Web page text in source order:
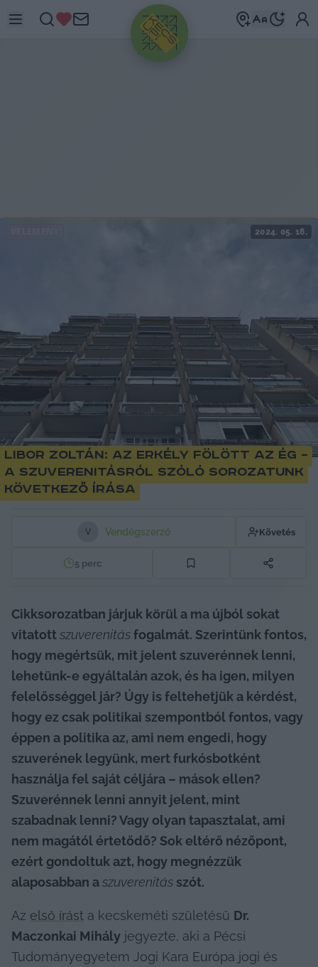
HIRDETÉS
2024. 05. 18.
Libor Zoltán: Az erkély fölött az ég –
a szuverenitásról szóló sorozatunk
következő írása
V Vendégszerző Követés
5perc
Cikksorozatban járjuk körül a ma újból sokat
vitatott szuverenitás fogalmát. Szerintünk fontos,
hogy megértsük, mit jelent szuverénnek lenni,
lehetünk-e egyáltalán azok, és ha igen, milyen
felelősséggel jár? Úgy is feltehetjük a kérdést,
hogy ez csak politikai szempontból fontos, vagy
éppen a politika az, ami nem engedi, hogy
szuverének legyünk, mert furkósbotként
használja fel saját céljára – mások ellen?
Szuverénnek lenni annyit jelent, mint
szabadnak lenni? Vagy olyan tapasztalat, ami
nem magától értetődő? Sok eltérő nézőpont,
ezért gondoltuk azt, hogy megnézzük
alaposabban a szuverenitás szót.
Az első írást a kecskeméti születésű Dr.
Maczonkai Mihály jegyezte, aki a Pécsi
Tudományegyetem Jogi Kara Európa jogi és